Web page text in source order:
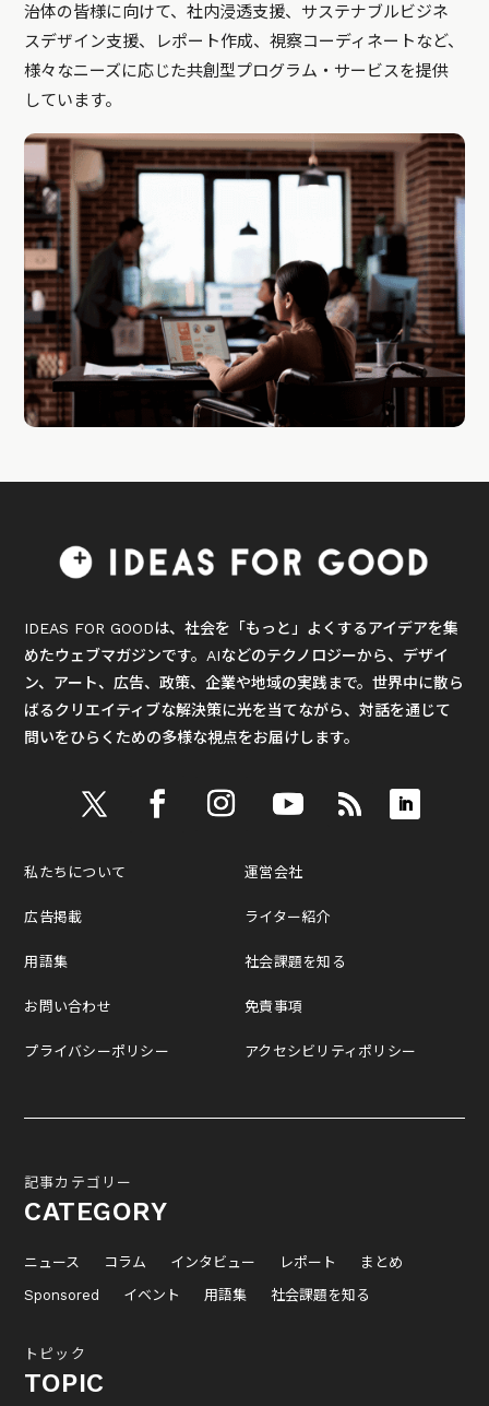
治体の皆様に向けて、社内浸透支援、サステナブルビジネ
スデザイン支援、レポート作成、視察コーディネートなど、
様々なニーズに応じた共創型プログラム・サービスを提供
しています。
IDEAS FOR GOODは、社会を「もっと」よくするアイデアを集
めたウェブマガジンです。AIなどのテクノロジーから、デザイ
ン、アート、広告、政策、企業や地域の実践まで。世界中に散ら
ばるクリエイティブな解決策に光を当てながら、対話を通じて
問いをひらくための多様な視点をお届けします。
私たちについて
広告掲載
用語集
お問い合わせ
プライバシーポリシー
運営会社
ライター紹介
社会課題を知る
免責事項
アクセシビリティポリシー
記事カテゴリー
CATEGORY
ニュース コラム インタビュー レポート
まとめ
Sponsored
イベント 用語集 社会課題を知る
トピック
TOPIC